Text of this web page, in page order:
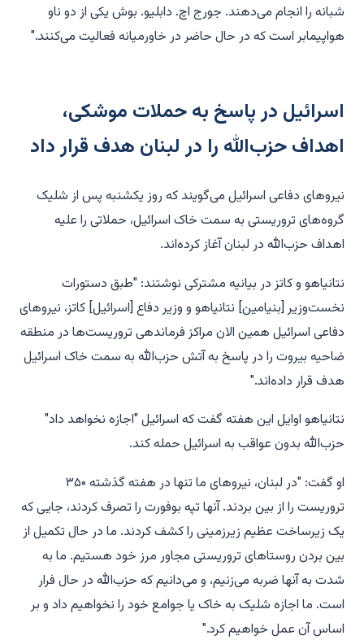
شبانه را انجام می‌دهند. جورج اچ. دابلیو. بوش یکی از دو ناو
هواپیمابر است که در حال حاضر در خاورمیانه فعالیت می‌کنند."
اسرائیل در پاسخ به حملات موشکی،
اهداف حزب‌الله را در لبنان هدف قرار داد
نیروهای دفاعی اسرائیل می‌گویند که روز یکشنبه پس از شلیک
گروه‌های تروریستی به سمت خاک اسرائیل، حملاتی را علیه
اهداف حزب‌الله در لبنان آغاز کرده‌اند.
نتانیاهو و کاتز در بیانیه مشترکی نوشتند: "طبق دستورات
نخست‌وزیر [بنیامین] نتانیاهو و وزیر دفاع [اسرائیل] کاتز، نیروهای
دفاعی اسرائیل همین الان مراکز فرماندهی تروریست‌ها در منطقه
ضاحیه بیروت را در پاسخ به آتش حزب‌الله به سمت خاک اسرائیل
هدف قرار داده‌اند."
نتانیاهو اوایل این هفته گفت که اسرائیل "اجازه نخواهد داد"
حزب‌الله بدون عواقب به اسرائیل حمله کند.
او گفت: "در لبنان، نیروهای ما تنها در هفته گذشته ۳۵۰
تروریست را از بین بردند. آنها تپه بوفورت را تصرف کردند، جایی که
یک زیرساخت عظیم زیرزمینی را کشف کردند. ما در حال تکمیل از
بین بردن روستاهای تروریستی مجاور مرز خود هستیم. ما به
شدت به آنها ضربه می‌زنیم، و می‌دانیم که حزب‌الله در حال فرار
است. ما اجازه شلیک به خاک یا جوامع خود را نخواهیم داد و بر
اساس آن عمل خواهیم کرد."